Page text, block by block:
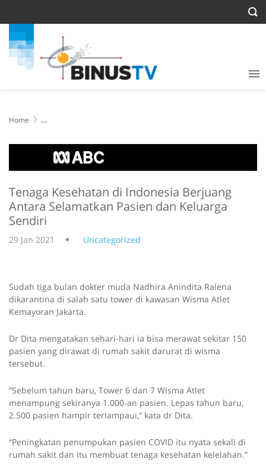
Home
dan Keluarga Sendiri
Tenaga Kesehatan di Indonesia Berjuang
Antara Selamatkan Pasien dan Keluarga
Sendiri
29 Jan 2021 Uncategorized
Sudah tiga bulan dokter muda Nadhira Anindita Ralena
dikarantina di salah satu tower di kawasan Wisma Atlet
Kemayoran Jakarta.
Dr Dita mengatakan sehari-hari ia bisa merawat sekitar 150
pasien yang dirawat di rumah sakit darurat di wisma
tersebut.
“Sebelum tahun baru, Tower 6 dan 7 Wisma Atlet
menampung sekiranya 1.000-an pasien. Lepas tahun baru,
2.500 pasien hampir terlampaui,” kata dr Dita.
“Peningkatan penumpukan pasien COVID itu nyata sekali di
rumah sakit dan itu membuat tenaga kesehatan kelelahan.”